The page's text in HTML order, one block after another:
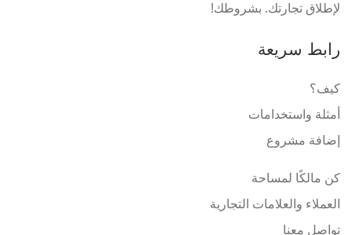
لإطلاق تجارتك. بشروطك!
رابط سريعة
كيف؟
أمثلة واستخدامات
إضافة مشروع
كن مالكًا لمساحة
العملاء والعلامات التجارية
تواصل معنا